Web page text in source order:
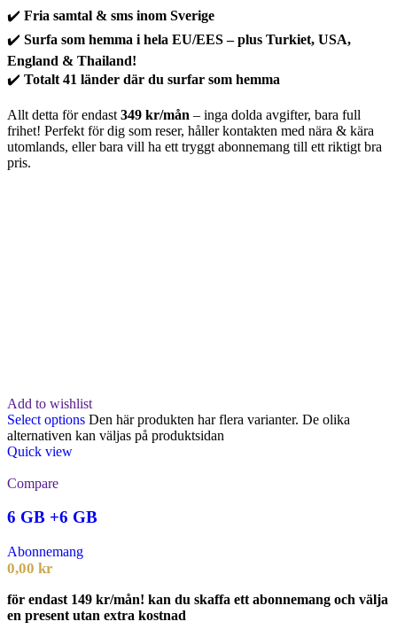
✔️ Fria samtal & sms inom Sverige
✔️ Surfa som hemma i hela EU/EES – plus Turkiet, USA,
England & Thailand!
✔️ Totalt 41 länder där du surfar som hemma
Allt detta för endast 349 kr/mån – inga dolda avgifter, bara full
frihet! Perfekt för dig som reser, håller kontakten med nära & kära
utomlands, eller bara vill ha ett tryggt abonnemang till ett riktigt bra
pris.
Add to wishlist
Select options Den här produkten har flera varianter. De olika
alternativen kan väljas på produktsidan
Quick view
Compare
6 GB +6 GB
Abonnemang
0,00 kr
för endast 149 kr/mån! kan du skaffa ett abonnemang och välja
en present utan extra kostnad